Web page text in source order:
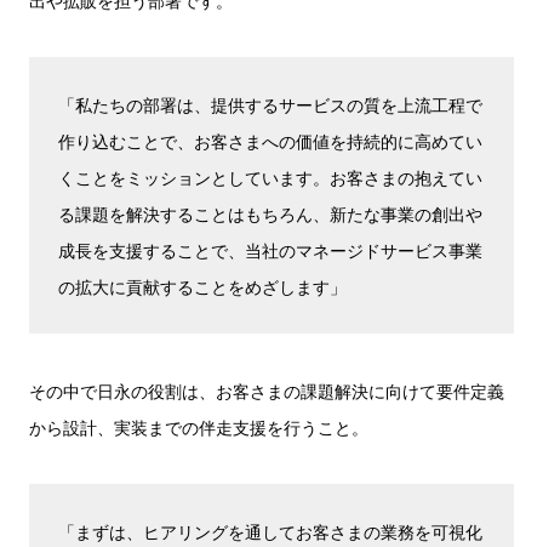
「私たちの部署は、提供するサービスの質を上流工程で
作り込むことで、お客さまへの価値を持続的に高めてい
くことをミッションとしています。お客さまの抱えてい
る課題を解決することはもちろん、新たな事業の創出や
成長を支援することで、当社のマネージドサービス事業
の拡大に貢献することをめざします」
その中で日永の役割は、お客さまの課題解決に向けて要件定義
から設計、実装までの伴走支援を行うこと。
「まずは、ヒアリングを通してお客さまの業務を可視化